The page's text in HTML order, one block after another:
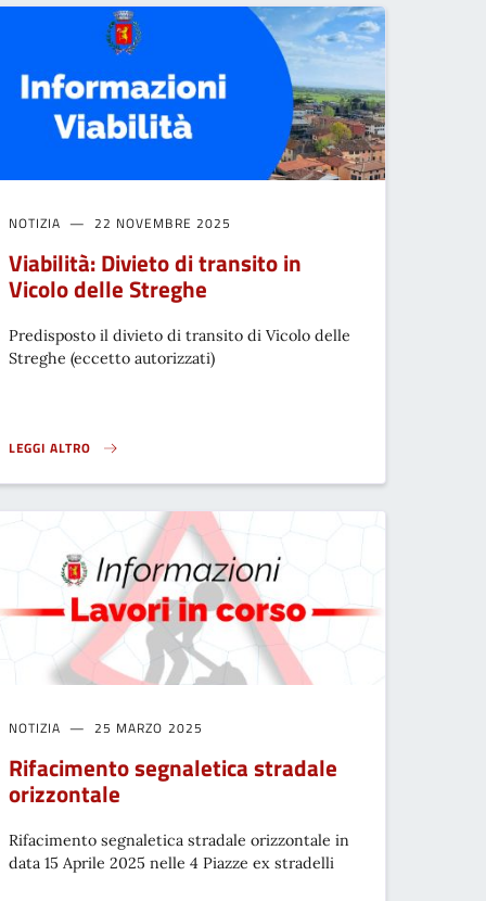
GIUGNO 2026}
NOTIZIA 22 NOVEMBRE 2025
Viabilità: Divieto di transito in
Vicolo delle Streghe
Predisposto il divieto di transito di Vicolo delle
Streghe (eccetto autorizzati)
LEGGI ALTRO
VIABILITÀ: DIVIETO DI TRANSITO IN VICOLO DELLE STREGHE}
NOTIZIA 25 MARZO 2025
Rifacimento segnaletica stradale
orizzontale
Rifacimento segnaletica stradale orizzontale in
data 15 Aprile 2025 nelle 4 Piazze ex stradelli